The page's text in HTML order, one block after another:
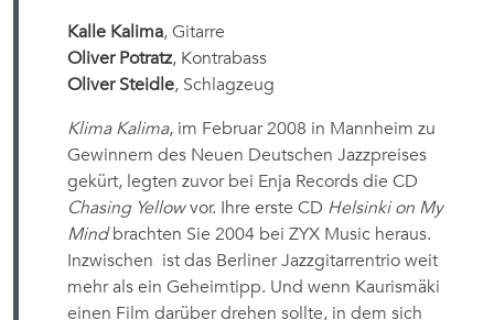
Kalle Kalima, Gitarre
Oliver Potratz, Kontrabass
Oliver Steidle, Schlagzeug
Klima Kalima, im Februar 2008 in Mannheim zu
Gewinnern des Neuen Deutschen Jazzpreises
gekürt, legten zuvor bei Enja Records die CD
Chasing Yellowvor. Ihre erste CD Helsinki on My
Mindbrachten Sie 2004 bei ZYX Music heraus.
Inzwischen ist das Berliner Jazzgitarrentrio weit
mehr als ein Geheimtipp. Und wenn Kaurismäki
einen Film darüber drehen sollte, in dem sich